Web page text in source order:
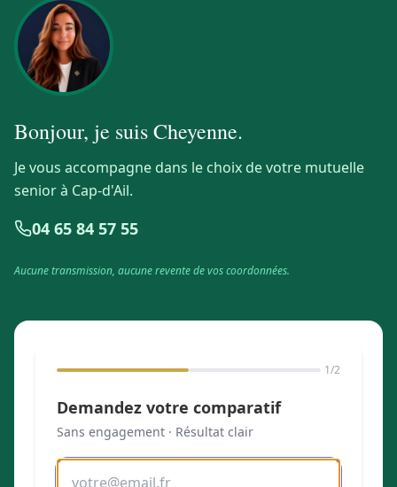
Bonjour, je suisCheyenne.
Je vous accompagne dans le choix de votre mutuelle
senior à Cap-d'Ail.
04 65 84 57 55
Aucune transmission, aucune revente de vos coordonnées.
1/2
Demandez votre comparatif
Sans engagement · Résultat clair